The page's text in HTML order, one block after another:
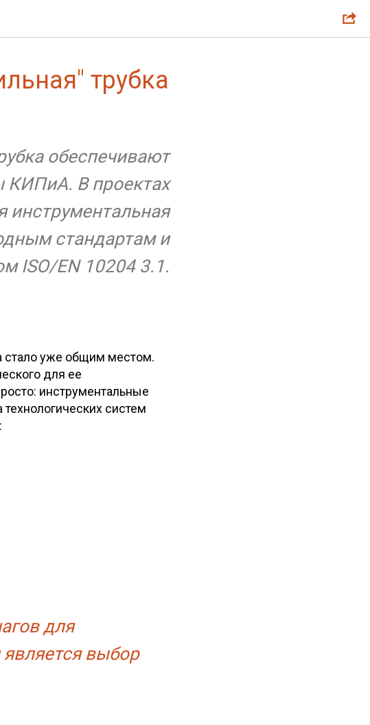
трубка
обеспечивают
КИПиА. В проектах
инструментальная
стандартам и
ISO/EN 10204 3.1.
стало уже общим местом.
для ее
инструментальные
систем
для
выбор